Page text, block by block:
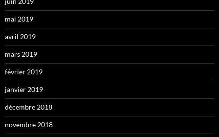
mai 2019
avril 2019
mars 2019
février 2019
janvier 2019
décembre 2018
novembre 2018